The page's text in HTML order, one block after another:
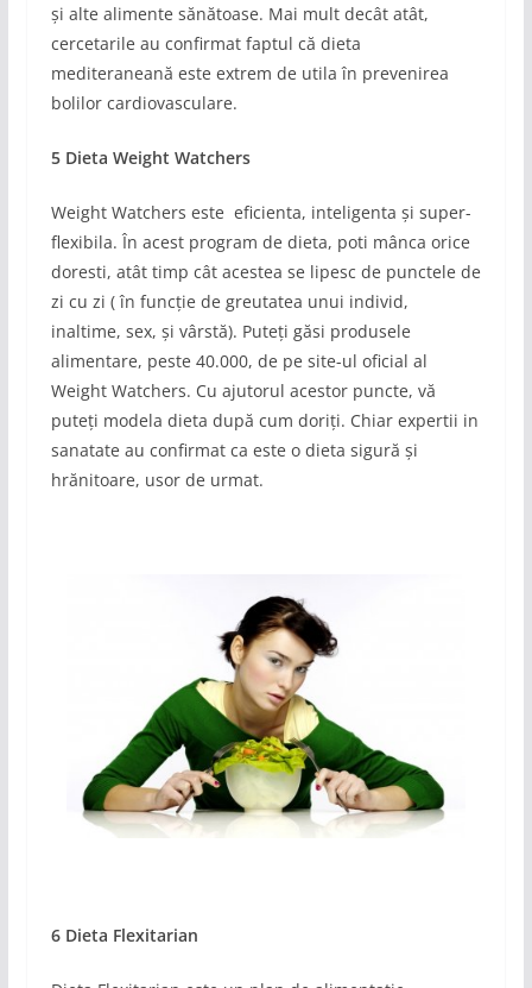
și alte alimente sănătoase. Mai mult decât atât,
cercetarile au confirmat faptul că dieta
mediteraneană este extrem de utila în prevenirea
bolilor cardiovasculare.
5 Dieta Weight Watchers
Weight Watchers este eficienta, inteligenta și super-
flexibila. În acest program de dieta, poti mânca orice
doresti, atât timp cât acestea se lipesc de punctele de
zi cu zi ( în funcție de greutatea unui individ,
inaltime, sex, și vârstă). Puteți găsi produsele
alimentare, peste 40.000, de pe site-ul oficial al
Weight Watchers. Cu ajutorul acestor puncte, vă
puteți modela dieta după cum doriți. Chiar expertii in
sanatate au confirmat ca este o dieta sigură și
hrănitoare, usor de urmat.
6 Dieta Flexitarian